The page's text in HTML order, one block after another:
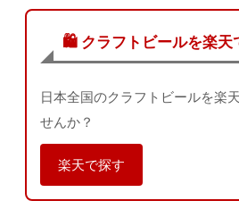
🛍️ クラフトビールを楽天
日本全国のクラフトビールを楽
せんか？
楽天で探す